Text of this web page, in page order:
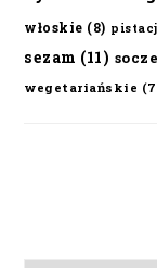
włoskie (8)
sezam (11)
wegetariańskie